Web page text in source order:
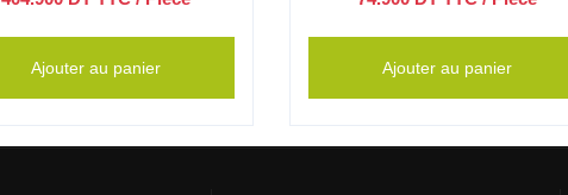
Ajouter au panier Ajouter au panier